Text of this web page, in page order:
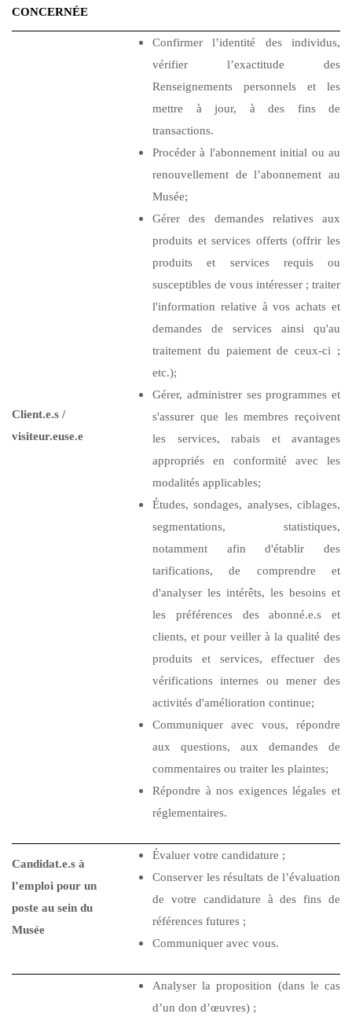
CONCERNÉE
Client.e.s /
visiteur.euse.e
Confirmer l’identité des individus,
vérifier l’exactitude des
Renseignements personnels et les
mettre à jour, à des fins de
transactions.
Procéder à l'abonnement initial ou au
renouvellement de l’abonnement au
Musée;
Gérer des demandes relatives aux
produits et services offerts (offrir les
produits et services requis ou
susceptibles de vous intéresser ; traiter
l'information relative à vos achats et
demandes de services ainsi qu'au
traitement du paiement de ceux-ci ;
etc.);
Gérer, administrer ses programmes et
s'assurer que les membres reçoivent
les services, rabais et avantages
appropriés en conformité avec les
modalités applicables;
Études, sondages, analyses, ciblages,
segmentations, statistiques,
notamment afin d'établir des
tarifications, de comprendre et
d'analyser les intérêts, les besoins et
les préférences des abonné.e.s et
clients, et pour veiller à la qualité des
produits et services, effectuer des
vérifications internes ou mener des
activités d'amélioration continue;
Communiquer avec vous, répondre
aux questions, aux demandes de
commentaires ou traiter les plaintes;
Répondre à nos exigences légales et
réglementaires.
Candidat.e.s à
l’emploi pour un
poste au sein du
Musée
Évaluer votre candidature ;
Conserver les résultats de l’évaluation
de votre candidature à des fins de
références futures ;
Communiquer avec vous.
Analyser la proposition (dans le cas
d’un don d’œuvres) ;